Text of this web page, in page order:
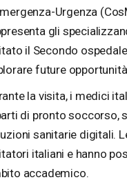
Urgenza
gli
il Secondo
future
la visita, i medici
di pronto soccorso,
sanitarie digitali.
italiani e hanno
accademico.